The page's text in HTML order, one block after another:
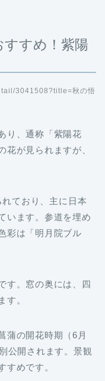
すめ！紫陽
3041508?title=秋の悟
り、通称「紫陽花
花が見られますが、
ており、主に日本
います。参道を埋め
彩は「明月院ブル
す。窓の奥には、四
す。
蒲の開花時期（6月
公開されます。景観
すめです。